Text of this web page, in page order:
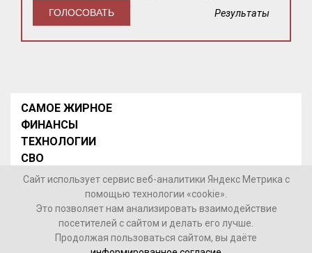
Результаты
САМОЕ ЖИРНОЕ
ФИНАНСЫ
ТЕХНОЛОГИИ
СВО
НОВОСТИ В МИРЕ
НОВОСТИ РОССИИ
Контакты
© 2026 Интернет-газета «МедиаЖир» -Согласие
Сайт использует сервис веб-аналитики Яндекс Метрика с
помощью технологии «cookie».
Это позволяет нам анализировать взаимодействие
посетителей с сайтом и делать его лучше.
Продолжая пользоваться сайтом, вы даёте